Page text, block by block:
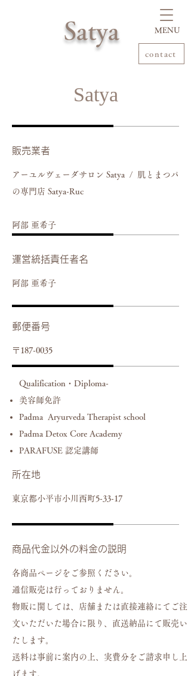
contact
Satya ​MENU
Satya
販売業者
アーユルヴェーダサロン Satya / 肌とまつパ
の専門店 Satya-Ruc
阿部 亜希子
運営統括責任者名
阿部 亜希子
郵便番号
〒187-0035
Qualification・Diploma-
美容師免許
Padma Aryurveda Therapist school
Padma Detox Core Academy
​PARAFUSE 認定講師
所在地
東京都小平市小川西町5-33-17
商品代金以外の料金の説明
各商品ページをご参照ください。
通信販売は行っておりません。
​物販に関しては、店舗または直接連絡にてご注
文いただいた場合に限り、直送納品にて販売い
たします。
​送料は事前に案内の上、実費分をご請求申し上
げます。